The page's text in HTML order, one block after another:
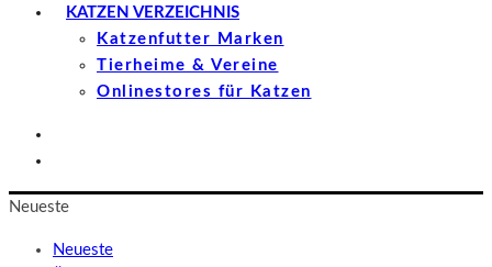
KATZEN VERZEICHNIS
Katzenfutter Marken
Tierheime & Vereine
Onlinestores für Katzen
Neueste
Neueste